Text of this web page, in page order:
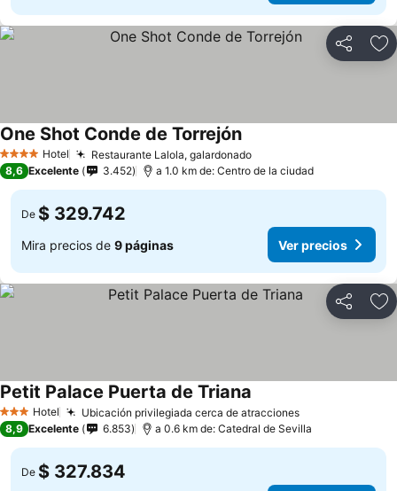
Compartir
4 EstrellasHotel Restaurante Lalola, galardonado
One Shot Conde de Torrejón
8,6 Excelente 3.452 a 1.0 km de: Centro de la ciudad
De $ 329.742
Mira precios de 9 páginas Ver precios
Compartir
3 Estrellas
Hotel Ubicación privilegiada cerca de atracciones
Petit Palace Puerta de Triana
8,9 Excelente 6.853 a 0.6 km de: Catedral de Sevilla
De $ 327.834